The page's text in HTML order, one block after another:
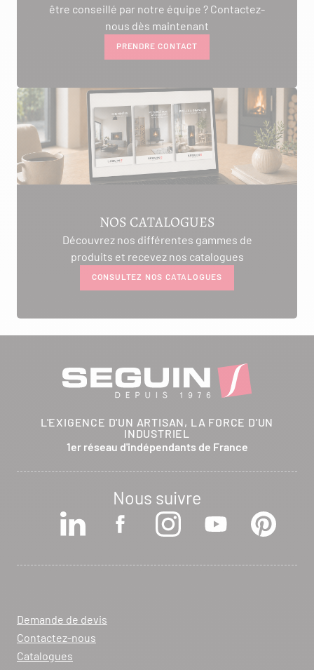
être conseillé par notre équipe ? Contactez-
nous dès maintenant
PRENDRE CONTACT
NOS CATALOGUES
Découvrez nos différentes gammes de
produits et recevez nos catalogues
CONSULTEZ NOS CATALOGUES
L'EXIGENCE D'UN ARTISAN, LA FORCE D'UN
INDUSTRIEL
1er réseau d'indépendants de France
Nous suivre
Demande de devis
Contactez-nous
Catalogues